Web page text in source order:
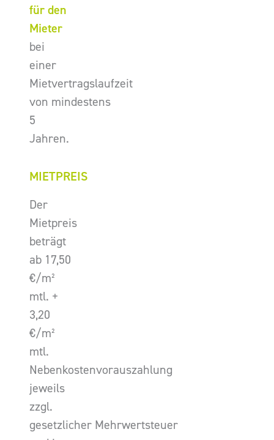
für den
Mieter
bei
einer
Mietvertragslaufzeit
von mindestens
5
Jahren.
MIETPREIS
Der
Mietpreis
beträgt
ab 17,50
€/m²
mtl. +
3,20
€/m²
mtl.
Nebenkostenvorauszahlung
jeweils
zzgl.
gesetzlicher Mehrwertsteuer